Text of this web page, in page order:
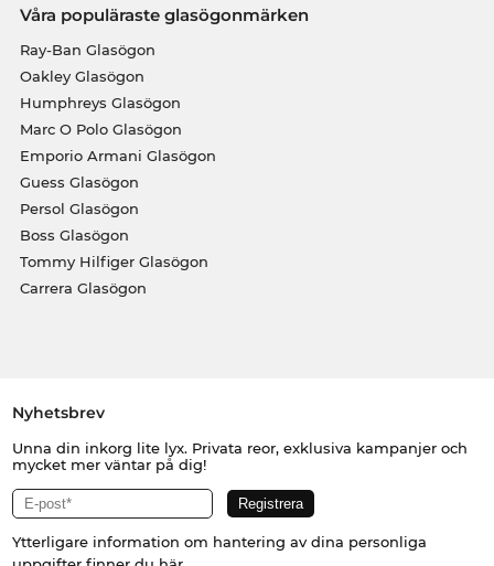
Våra populäraste glasögonmärken
Ray-Ban Glasögon
Oakley Glasögon
Humphreys Glasögon
Marc O Polo Glasögon
Emporio Armani Glasögon
Guess Glasögon
Persol Glasögon
Boss Glasögon
Tommy Hilfiger Glasögon
Carrera Glasögon
Nyhetsbrev
Unna din inkorg lite lyx. Privata reor, exklusiva kampanjer och
mycket mer väntar på dig!
Ytterligare information om hantering av dina personliga